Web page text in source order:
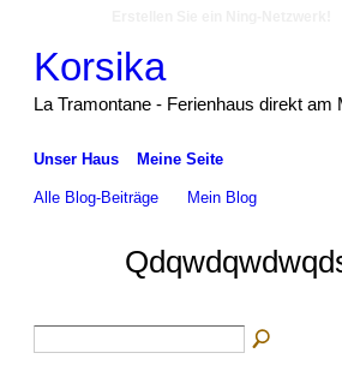
Korsika
La Tramontane - Ferienhaus direkt am
Unser Haus Meine Seite
Alle Blog-Beiträge Mein Blog